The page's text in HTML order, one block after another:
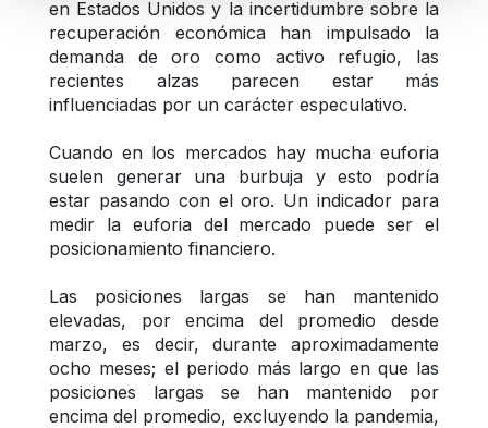
en Estados Unidos y la incertidumbre sobre la
recuperación económica han impulsado la
demanda de oro como activo refugio, las
recientes alzas parecen estar más
influenciadas por un carácter especulativo.
Cuando en los mercados hay mucha euforia
suelen generar una burbuja y esto podría
estar pasando con el oro. Un indicador para
medir la euforia del mercado puede ser el
posicionamiento financiero.
Las posiciones largas se han mantenido
elevadas, por encima del promedio desde
marzo, es decir, durante aproximadamente
ocho meses; el periodo más largo en que las
posiciones largas se han mantenido por
encima del promedio, excluyendo la pandemia,